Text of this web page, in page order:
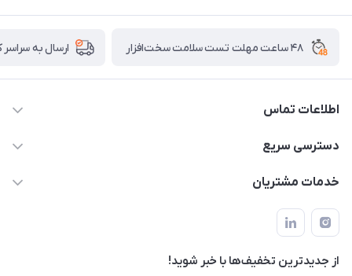
۴۸ ساعت مهلت تست سلامت سخت‌افزار ارسال به
اطلاعات تماس
02122913967
۲۳، طبقه سوم
دسترسی سریع
لیست محصولات
حساب کاربری
تماس با ما
خدمات مشتریان
قوانین و مقررات
حریم خصوصی
شرایط گارانتی
از جدید‌ترین تخفیف‌ها با‌ خبر شوید!